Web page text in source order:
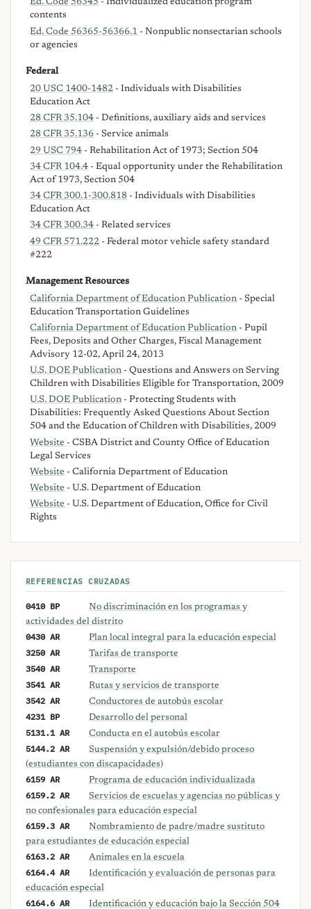
Ed. Code 56345 - Individualized education program
contents
Ed. Code 56365-56366.1 - Nonpublic nonsectarian schools
or agencies
Federal
20 USC 1400-1482 - Individuals with Disabilities
Education Act
28 CFR 35.104 - Definitions, auxiliary aids and services
28 CFR 35.136 - Service animals
29 USC 794 - Rehabilitation Act of 1973; Section 504
34 CFR 104.4 - Equal opportunity under the Rehabilitation
Act of 1973, Section 504
34 CFR 300.1-300.818 - Individuals with Disabilities
Education Act
34 CFR 300.34 - Related services
49 CFR 571.222 - Federal motor vehicle safety standard
#222
Management Resources
California Department of Education Publication - Special
Education Transportation Guidelines
California Department of Education Publication - Pupil
Fees, Deposits and Other Charges, Fiscal Management
Advisory 12-02, April 24, 2013
U.S. DOE Publication - Questions and Answers on Serving
Children with Disabilities Eligible for Transportation, 2009
U.S. DOE Publication - Protecting Students with
Disabilities: Frequently Asked Questions About Section
504 and the Education of Children with Disabilities, 2009
Website - CSBA District and County Office of Education
Legal Services
Website - California Department of Education
Website - U.S. Department of Education
Website - U.S. Department of Education, Office for Civil
Rights
REFERENCIAS CRUZADAS
0410 BP
No discriminación en los programas y
actividades del distrito
0430 AR Plan local integral para la educación especial
3250 AR Tarifas de transporte
3540 AR Transporte
3541 AR Rutas y servicios de transporte
3542 AR Conductores de autobús escolar
4231 BP Desarrollo del personal
5131.1 AR Conducta en el autobús escolar
5144.2 AR
Suspensión y expulsión/debido proceso
(estudiantes con discapacidades)
6159 AR Programa de educación individualizada
6159.2 AR
Servicios de escuelas y agencias no públicas y
no confesionales para educación especial
6159.3 AR
Nombramiento de padre/madre sustituto
para estudiantes de educación especial
6163.2 AR Animales en la escuela
6164.4 AR
Identificación y evaluación de personas para
educación especial
6164.6 AR Identificación y educación bajo la Sección 504